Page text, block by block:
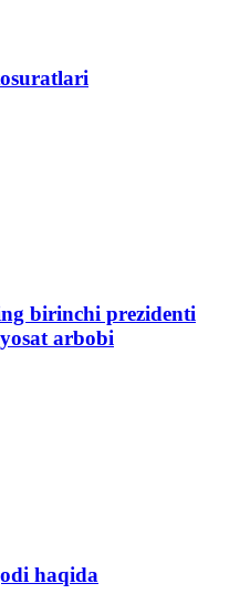
birinchi prezidenti
arbobi
haqida